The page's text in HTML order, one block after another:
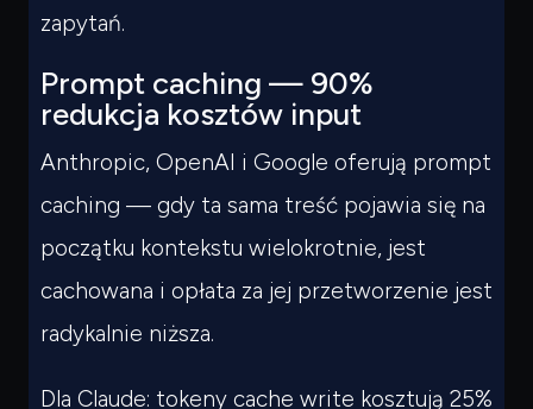
zapytań.
Prompt caching — 90%
redukcja kosztów input
Anthropic, OpenAI i Google oferują prompt
caching — gdy ta sama treść pojawia się na
początku kontekstu wielokrotnie, jest
cachowana i opłata za jej przetworzenie jest
radykalnie niższa.
Dla Claude: tokeny cache write kosztują 25%